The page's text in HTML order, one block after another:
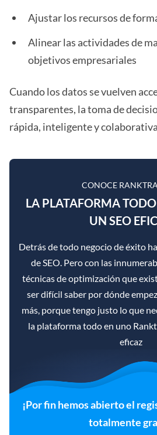
Ajustar los recursos de
Alinear las actividades de
objetivos empresariales
Cuando los datos se vuelven
transparentes, la toma de
rápida, inteligente y
CONOCE
LA PLATAFORMA
UN SEO
Detrás de todo negocio de éxito
de SEO. Pero con las
técnicas de optimización que
ser difícil saber por dónde
más, porque tengo justo lo que
la plataforma todo en uno
eficaz
¡Por fin hemos abierto el
totalmente